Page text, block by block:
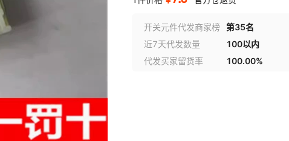
开关元件代发商家榜 第35名
近7天代发数量
100以内
代发买家留货率
100.00%